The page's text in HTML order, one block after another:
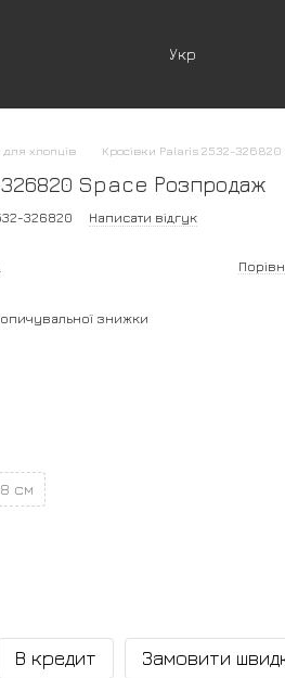
Укр
для хлопців Кросівки Palaris 2532-
Space Розпродаж
326820 Написати відгук
знижки
см
В кредит Замовити